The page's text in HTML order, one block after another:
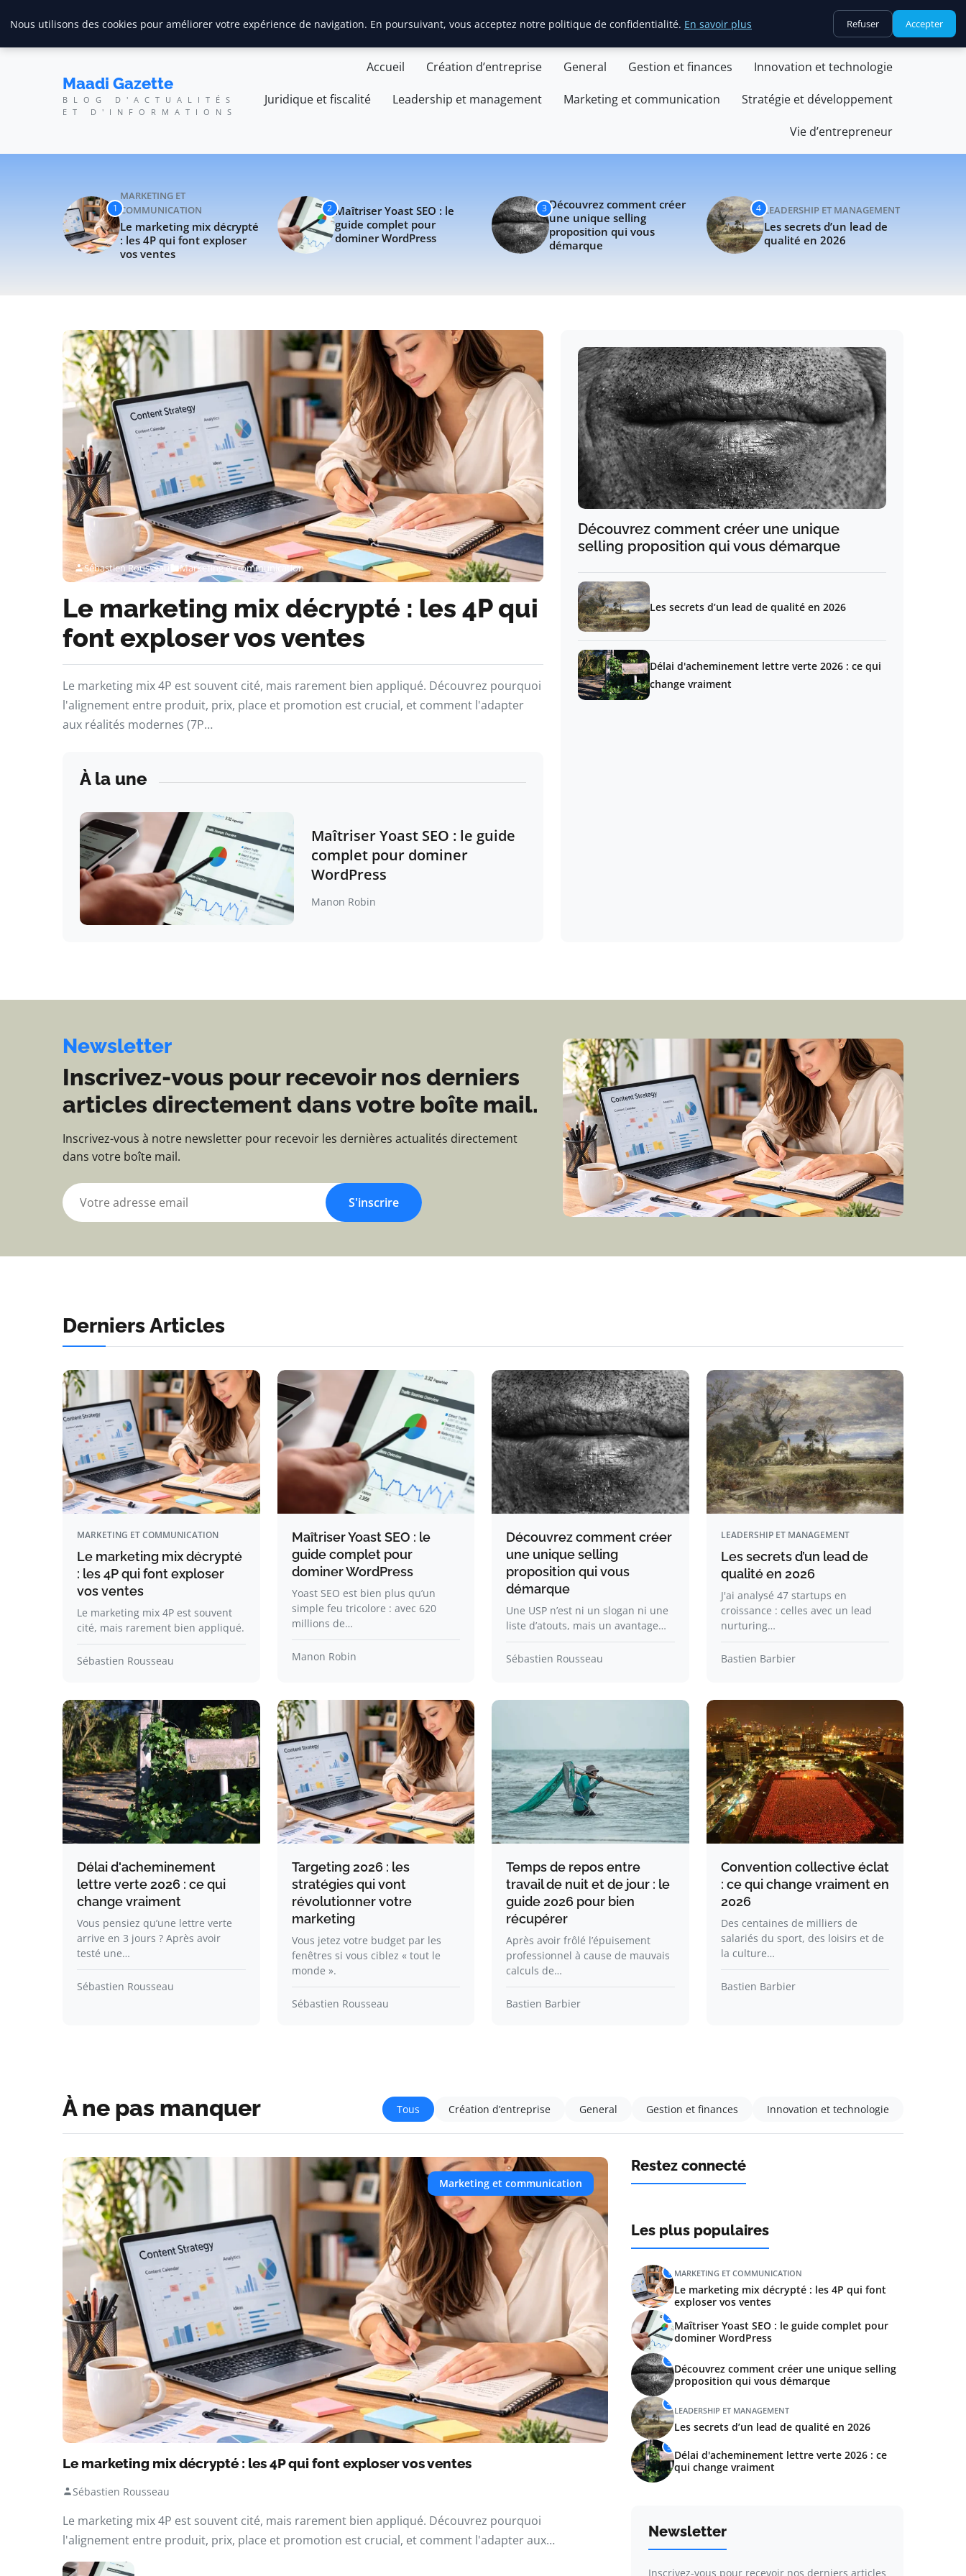
Maadi Gazette - Blog d'actualités et d'informations
Tendances
4P qui font exploser vos ventes Maîtriser Yoast SEO : le guide complet pour dominer WordPress Découvrez comment créer une unique selling proposition qui vous démarque Les
Maadi Gazette
BLOG D'ACTUALITÉS
ET D'INFORMATIONS
Accueil Création d’entreprise General Gestion et finances Innovation et technologie
Juridique et fiscalité Leadership et management Marketing et communication Stratégie et développement
Vie d’entrepreneur
1
MARKETING ET
COMMUNICATION
Le marketing mix décrypté
: les 4P qui font exploser
vos ventes
2 Maîtriser Yoast SEO : le
guide complet pour
dominer WordPress
3 Découvrez comment créer
une unique selling
proposition qui vous
démarque
4 LEADERSHIP ET MANAGEMENT
Les secrets d’un lead de
qualité en 2026
Sébastien Rousseau Marketing et communication
Le marketing mix décrypté : les 4P qui
font exploser vos ventes
Le marketing mix 4P est souvent cité, mais rarement bien appliqué. Découvrez pourquoi
l'alignement entre produit, prix, place et promotion est crucial, et comment l'adapter
aux réalités modernes (7P…
À la une
Maîtriser Yoast SEO : le guide
complet pour dominer
WordPress
Manon Robin
Découvrez comment créer une unique
selling proposition qui vous démarque
Les secrets d’un lead de qualité en 2026
Délai d'acheminement lettre verte 2026 : ce qui
change vraiment
Newsletter
Inscrivez-vous pour recevoir nos derniers
articles directement dans votre boîte mail.
Inscrivez-vous à notre newsletter pour recevoir les dernières actualités directement
dans votre boîte mail.
S'inscrire
Derniers Articles
MARKETING ET COMMUNICATION
Le marketing mix décrypté
: les 4P qui font exploser
vos ventes
Le marketing mix 4P est souvent
cité, mais rarement bien appliqué.
Sébastien Rousseau
Maîtriser Yoast SEO : le
guide complet pour
dominer WordPress
Yoast SEO est bien plus qu’un
simple feu tricolore : avec 620
millions de…
Manon Robin
Découvrez comment créer
une unique selling
proposition qui vous
démarque
Une USP n’est ni un slogan ni une
liste d’atouts, mais un avantage…
Sébastien Rousseau
LEADERSHIP ET MANAGEMENT
Les secrets d’un lead de
qualité en 2026
J'ai analysé 47 startups en
croissance : celles avec un lead
nurturing…
Bastien Barbier
Délai d'acheminement
lettre verte 2026 : ce qui
change vraiment
Vous pensiez qu’une lettre verte
arrive en 3 jours ? Après avoir
testé une…
Sébastien Rousseau
Targeting 2026 : les
stratégies qui vont
révolutionner votre
marketing
Vous jetez votre budget par les
fenêtres si vous ciblez « tout le
monde ».
Sébastien Rousseau
Temps de repos entre
travail de nuit et de jour : le
guide 2026 pour bien
récupérer
Après avoir frôlé l’épuisement
professionnel à cause de mauvais
calculs de…
Bastien Barbier
Convention collective éclat
: ce qui change vraiment en
2026
Des centaines de milliers de
salariés du sport, des loisirs et de
la culture…
Bastien Barbier
À ne pas manquer Tous Création d’entreprise General Gestion et finances Innovation et technologie
Marketing et communication
Le marketing mix décrypté : les 4P qui font exploser vos ventes
Sébastien Rousseau
Le marketing mix 4P est souvent cité, mais rarement bien appliqué. Découvrez pourquoi
l'alignement entre produit, prix, place et promotion est crucial, et comment l'adapter aux…
Restez connecté
Les plus populaires
1 MARKETING ET COMMUNICATION
Le marketing mix décrypté : les 4P qui font
exploser vos ventes
2
Maîtriser Yoast SEO : le guide complet pour
dominer WordPress
3
Découvrez comment créer une unique selling
proposition qui vous démarque
4
LEADERSHIP ET MANAGEMENT
Les secrets d’un lead de qualité en 2026
5
Délai d'acheminement lettre verte 2026 : ce
qui change vraiment
Newsletter
Inscrivez-vous pour recevoir nos derniers articles
Nous utilisons des cookies pour améliorer votre expérience de navigation. En poursuivant, vous acceptez notre politique de confidentialité. En savoir plus Refuser Accepter